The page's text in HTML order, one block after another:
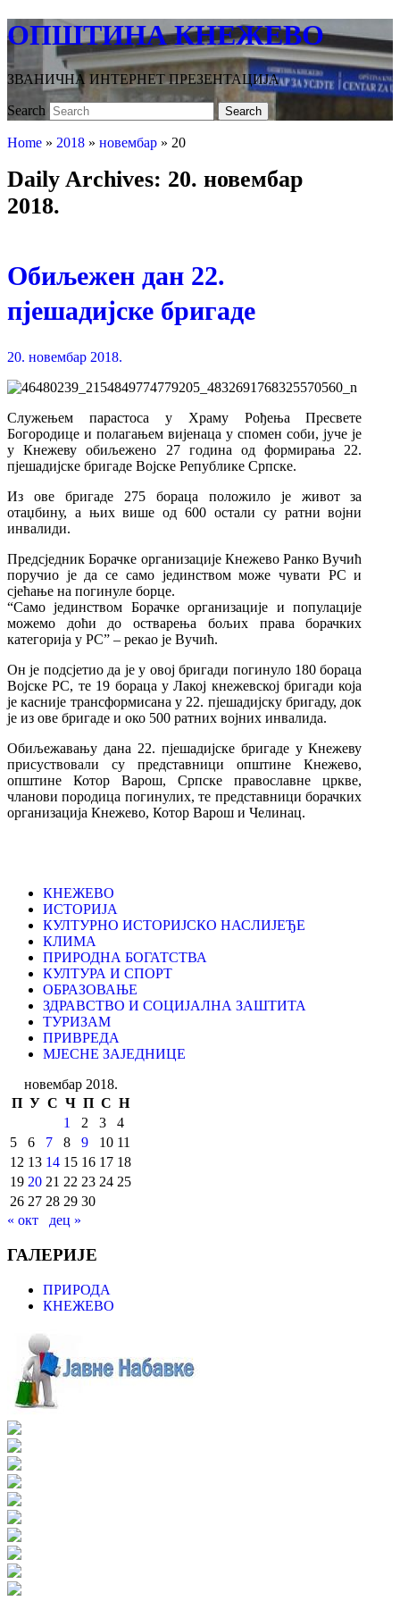
ОПШТИНА КНЕЖЕВО
ЗВАНИЧНА ИНТЕРНЕТ ПРЕЗЕНТАЦИЈА
Search Search
Home » 2018 » новембар » 20
Daily Archives: 20. новембар
2018.
КНЕЖЕВО
ИСТОРИЈА
КУЛТУРНО ИСТОРИЈСКО НАСЛИЈЕЂЕ
КЛИМА
ПРИРОДНА БОГАТСТВА
КУЛТУРА И СПОРТ
ОБРАЗОВАЊЕ
ЗДРАВСТВО И СОЦИЈАЛНА ЗАШТИТА
ТУРИЗАМ
ПРИВРЕДА
МЈЕСНЕ ЗАЈЕДНИЦЕ
новембар 2018.
П У С Ч П С Н
1
2 3
4
5
6 7 8 9 10 11
12 13 14 15 16 17 18
19 20 21 22 23 24 25
26 27 28 29 30
« окт
дец »
Обиљежен дан 22.
пјешадијске бригаде
20. новембар 2018.
Служењем парастоса у Храму Рођења Пресвете
Богородице и полагањем вијенаца у спомен соби, јуче је
у Кнежеву обиљежено 27 година од формирања 22.
пјешадијске бригаде Војске Републике Српске.
Из ове бригаде 275 бораца положило је живот за
отаџбину, а њих више од 600 остали су ратни војни
инвалиди.
Предсједник Борачке организације Кнежево Ранко Вучић
поручио је да се само јединством може чувати РС и
сјећање на погинуле борце.
“Само јединством Борачке организације и популације
можемо доћи до остварења бољих права борачких
категорија у РС” – рекао је Вучић.
Он је подсјетио да је у овој бригади погинуло 180 бораца
Војске РС, те 19 бораца у Лакој кнежевској бригади која
је касније трансформисана у 22. пјешадијску бригаду, док
је из ове бригаде и око 500 ратних војних инвалида.
Обиљежавању дана 22. пјешадијске бригаде у Кнежеву
присуствовали су представници општине Кнежево,
општине Котор Варош, Српске православне цркве,
чланови породица погинулих, те представници борачких
организација Кнежево, Котор Варош и Челинац.
ГАЛЕРИЈЕ
ПРИРОДА
КНЕЖЕВО